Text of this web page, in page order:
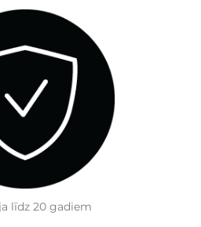
līdz 20 gadiem